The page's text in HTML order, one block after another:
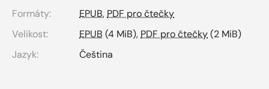
Formáty:
EPUB, PDF pro čtečky
Velikost:
EPUB (4 MiB), PDF pro čtečky(2 MiB)
Jazyk:
Čeština